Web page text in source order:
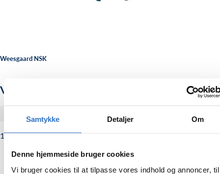
Samtykke Detaljer Om
Denne hjemmeside bruger cookies
Vi bruger cookies til at tilpasse vores indhold og annoncer,
Weesgaard NSK
Variosurg momentnøgle
1.200,00
Normalpris
1.200,00 kr.